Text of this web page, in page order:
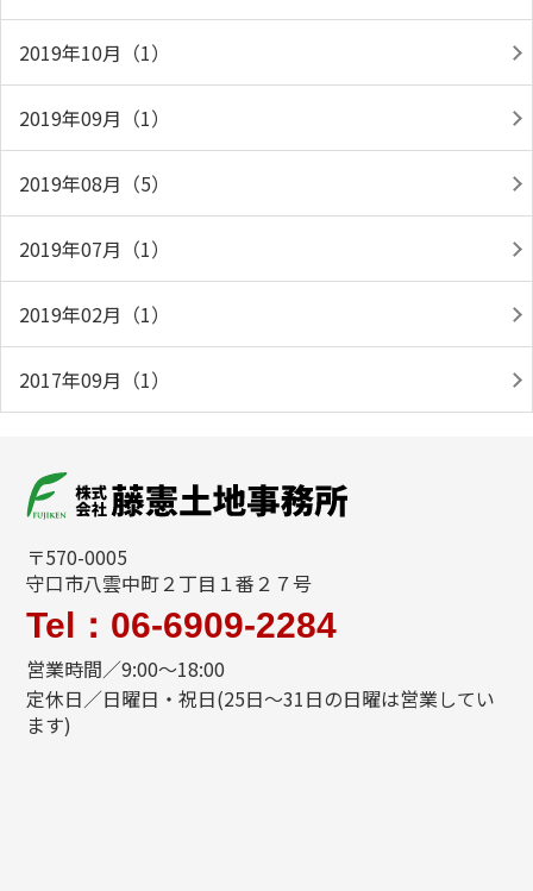
2019年10月（1）
2019年09月（1）
2019年08月（5）
2019年07月（1）
2019年02月（1）
2017年09月（1）
〒570-0005
守口市八雲中町２丁目１番２７号
Tel：06-6909-2284
営業時間／9:00～18:00
定休日／日曜日・祝日(25日～31日の日曜は営業してい
ます)